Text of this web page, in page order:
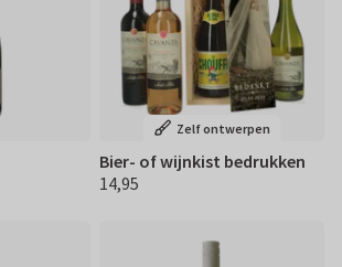
Zelf ontwerpen
Bier- of wijnkist bedrukken
€ 14,95
14,95